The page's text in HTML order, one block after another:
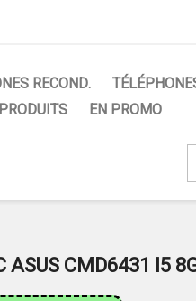
RECOND.
EN PROMO
ASUS CMD6431 I5